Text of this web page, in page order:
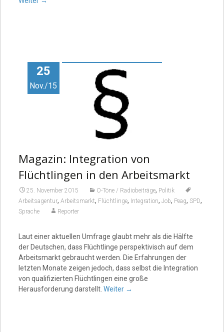
25
Nov./15
Magazin: Integration von
Flüchtlingen in den Arbeitsmarkt
25. November 2015 O-Töne / Radiobeiträge, Politik
Arbeitsagentur, Arbeitsmarkt, Flüchtlinge, Integration, Job, Peag, SPD,
Sprache Reporter
Laut einer aktuellen Umfrage glaubt mehr als die Hälfte
der Deutschen, dass Flüchtlinge perspektivisch auf dem
Arbeitsmarkt gebraucht werden. Die Erfahrungen der
letzten Monate zeigen jedoch, dass selbst die Integration
von qualifizierten Flüchtlingen eine große
Herausforderung darstellt. Weiter →